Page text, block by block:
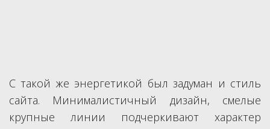
С такой же энергетикой был задуман и стиль
сайта. Минималистичный дизайн, смелые
крупные линии подчеркивают характер